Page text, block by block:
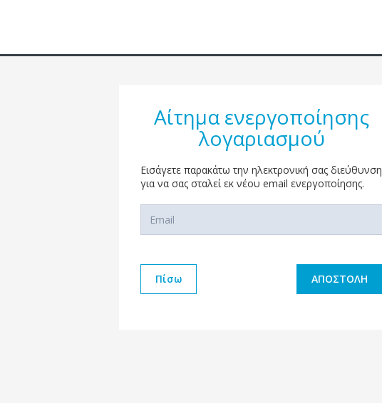
Αίτημα ενεργοποίησης
λογαριασμού
Εισάγετε παρακάτω την ηλεκτρονική σας διεύθυνση
για να σας σταλεί εκ νέου email ενεργοποίησης.
Πίσω ΑΠΟΣΤΟΛΗ